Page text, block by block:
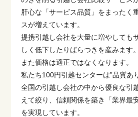
肝心な「サービス品質」をまったく
スが増えています。
提携引越し会社を大量に増やしても
しく低下したりばらつきを産みます。
また価格は適正ではなくなります。
私たち100円引越センターは”品質あ
全国の引越し会社の中から優良な引
えて絞り、信頼関係を築き「業界最
を実現しています。